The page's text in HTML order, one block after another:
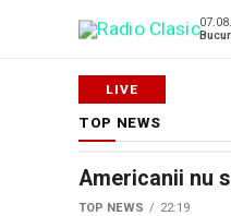
TOP NEWS
Americanii nu
TOP NEWS 22:19